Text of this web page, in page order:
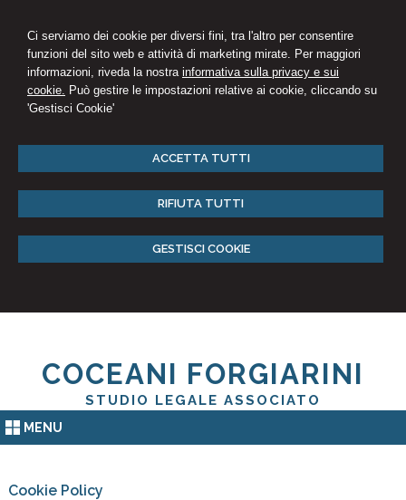
Ci serviamo dei cookie per diversi fini, tra l'altro per consentire
funzioni del sito web e attività di marketing mirate. Per maggiori
informazioni, riveda la nostra informativa sulla privacy e sui
cookie. Può gestire le impostazioni relative ai cookie, cliccando su
'Gestisci Cookie'
ACCETTA TUTTI
RIFIUTA TUTTI
GESTISCI COOKIE
COCEANI FORGIARINI
STUDIO LEGALE ASSOCIATO
MENU
Cookie Policy